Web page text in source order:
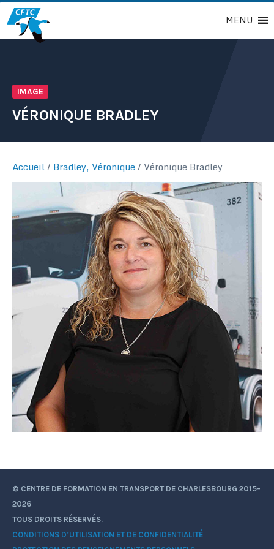
Passer
au
contenu
MENU
IMAGE
VÉRONIQUE BRADLEY
Accueil/ Bradley, Véronique / Véronique Bradley
© CENTRE DE FORMATION EN TRANSPORT DE CHARLESBOURG 2015-
2026
TOUS DROITS RÉSERVÉS.
CONDITIONS D’UTILISATION ET DE CONFIDENTIALITÉ